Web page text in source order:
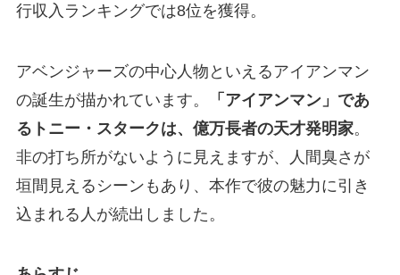
行収入ランキングでは8位を獲得。
アベンジャーズの中心人物といえるアイアンマン
の誕生が描かれています。
「アイアンマン」であ
るトニー・スタークは、億万長者の天才発明家。
非の打ち所がないように見えますが、人間臭さが
垣間見えるシーンもあり、本作で彼の魅力に引き
込まれる人が続出しました。